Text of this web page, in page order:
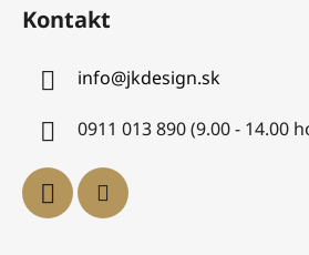
Kontakt
info@jkdesign.sk
0911 013 890 (9.00 - 14.00